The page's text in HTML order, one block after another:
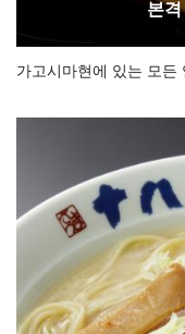
본
가고시마현에 있는 모든